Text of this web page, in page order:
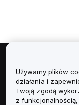
Informacje
Usługi
Używamy plików
działania i
Twoją zgodą
z